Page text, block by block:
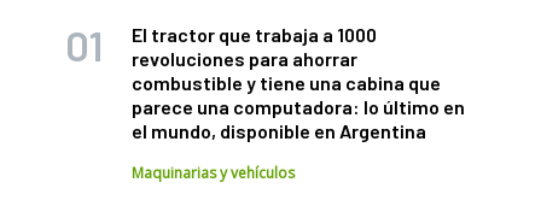
El tractor que trabaja a 1000
revoluciones para ahorrar
combustible y tiene una cabina que
parece una computadora: lo último en
el mundo, disponible en Argentina
Maquinarias y vehículos